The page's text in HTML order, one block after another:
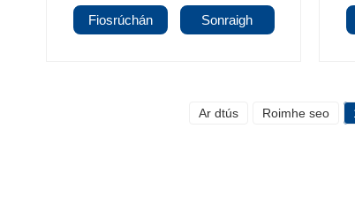
Fiosrúchán Sonraigh
Ar dtús Roimhe seo